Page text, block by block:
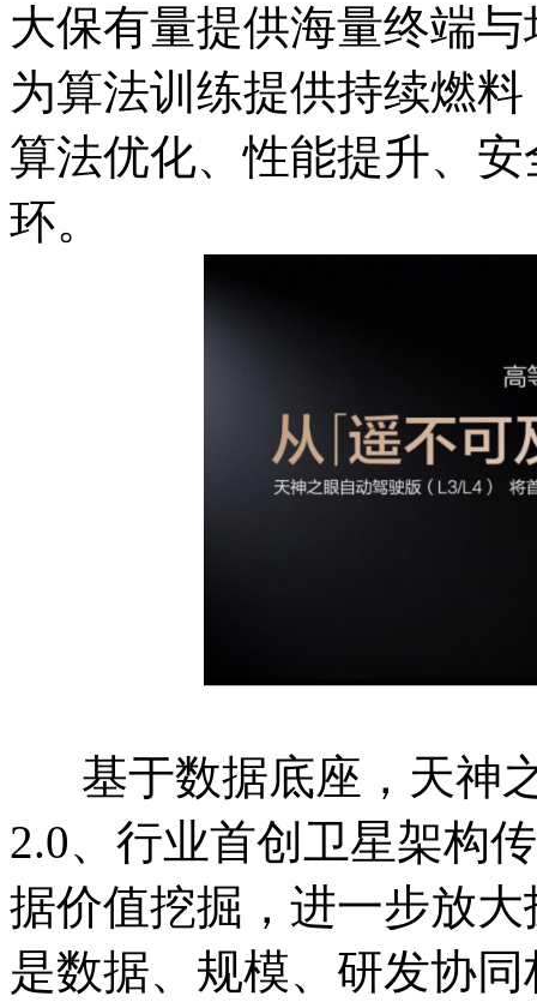
大保有量提供海量终端
为算法训练提供持续燃
算法优化、性能提升、
环。
基于数据底座，天神
2.0、行业首创卫星架构
据价值挖掘，进一步放
是数据、规模、研发协